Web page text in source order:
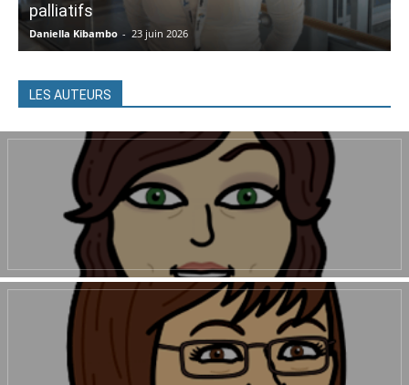
palliatifs
Daniella Kibambo - 23 juin 2026
LES AUTEURS